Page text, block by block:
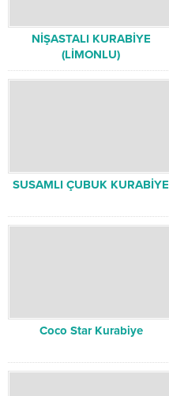
NİŞASTALI KURABİYE
(LİMONLU)
SUSAMLI ÇUBUK KURABİYE
Coco Star Kurabiye